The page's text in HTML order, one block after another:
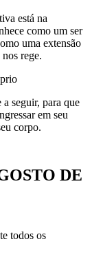
está na
como um ser
uma extensão
nos rege.
seguir, para que
em seu
corpo.
DE
todos os